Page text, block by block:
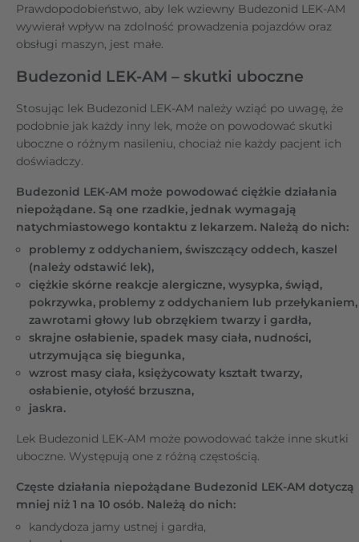
Prawdopodobieństwo, aby lek wziewny Budezonid LEK-AM
wywierał wpływ na zdolność prowadzenia pojazdów oraz
obsługi maszyn, jest małe.
Budezonid LEK-AM – skutki uboczne
Stosując lek Budezonid LEK-AM należy wziąć po uwagę, że
podobnie jak każdy inny lek, może on powodować skutki
uboczne o różnym nasileniu, chociaż nie każdy pacjent ich
doświadczy.
Budezonid LEK-AM może powodować ciężkie działania
niepożądane. Są one rzadkie, jednak wymagają
natychmiastowego kontaktu z lekarzem. Należą do nich:
problemy z oddychaniem, świszczący oddech, kaszel
(należy odstawić lek),
ciężkie skórne reakcje alergiczne, wysypka, świąd,
pokrzywka, problemy z oddychaniem lub przełykaniem,
zawrotami głowy lub obrzękiem twarzy i gardła,
skrajne osłabienie, spadek masy ciała, nudności,
utrzymująca się biegunka,
wzrost masy ciała, księżycowaty kształt twarzy,
osłabienie, otyłość brzuszna,
jaskra.
Lek Budezonid LEK-AM może powodować także inne skutki
uboczne. Występują one z różną częstością.
Częste działania niepożądane Budezonid LEK-AM dotyczą
mniej niż 1 na 10 osób. Należą do nich:
kandydoza jamy ustnej i gardła,